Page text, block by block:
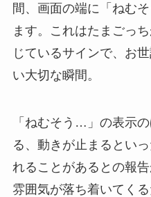
間、画面の端に「ねむ
ます。これはたまごっ
じているサインで、お
い大切な瞬間。
「ねむそう…」の表示
る、動きが止まるとい
れることがあるとの報
雰囲気が落ち着いてく